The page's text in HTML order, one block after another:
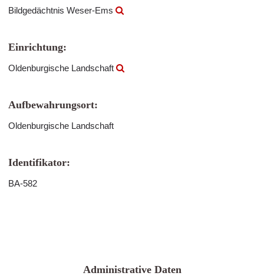
Bildgedächtnis Weser-Ems
Einrichtung:
Oldenburgische Landschaft
Aufbewahrungsort:
Oldenburgische Landschaft
Identifikator:
BA-582
Administrative Daten